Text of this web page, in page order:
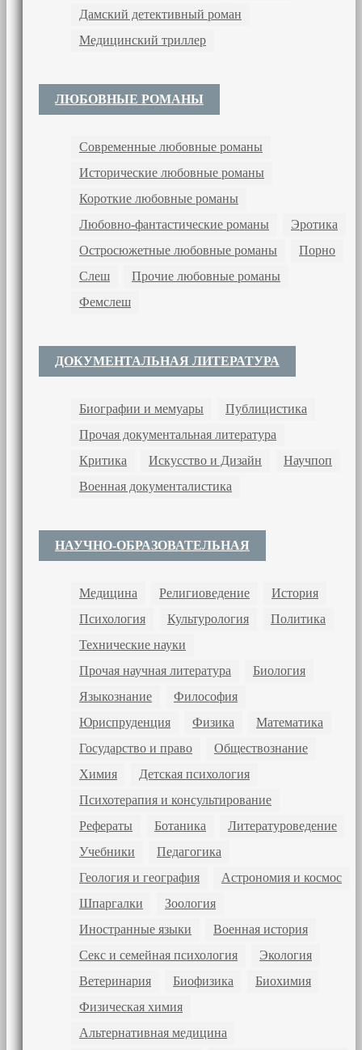
Дамский детективный роман
Медицинский триллер
ЛЮБОВНЫЕ РОМАНЫ
Современные любовные романы
Исторические любовные романы
Короткие любовные романы
Любовно-фантастические романы
Эротика
Остросюжетные любовные романы
Порно
Слеш
Прочие любовные романы
Фемслеш
ДОКУМЕНТАЛЬНАЯ ЛИТЕРАТУРА
Биографии и мемуары
Публицистика
Прочая документальная литература
Критика
Искусство и Дизайн
Научпоп
Военная документалистика
НАУЧНО-ОБРАЗОВАТЕЛЬНАЯ
Медицина Религиоведение
История
Психология
Культурология
Политика
Технические науки
Прочая научная литература
Биология
Языкознание
Философия
Юриспруденция
Физика
Математика
Государство и право
Обществознание
Химия
Детская психология
Психотерапия и консультирование
Рефераты
Ботаника
Литературоведение
Учебники
Педагогика
Геология и география
Астрономия и космос
Шпаргалки
Зоология
Иностранные языки
Военная история
Секс и семейная психология
Экология
Ветеринария
Биофизика
Биохимия
Физическая химия
Альтернативная медицина